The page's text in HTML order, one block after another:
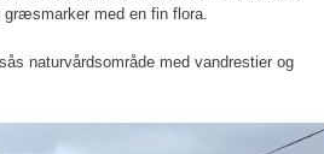
med en fin flora.
naturvårdsområde med vandrestier og